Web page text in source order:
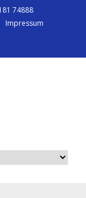
74888
Impressum